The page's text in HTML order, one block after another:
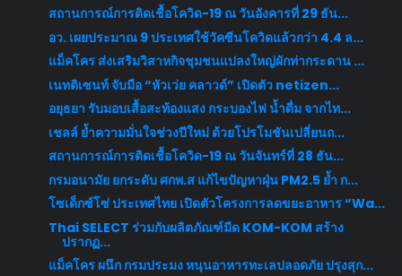
สถานการณ์การติดเชื้อโควิด-19 ณ วันอังคารที่ 29 ธัน...
อว. เผยประมาณ 9 ประเทศใช้วัคซีนโควิดแล้วกว่า 4.4 ล...
แม็คโคร ส่งเสริมวิสาหกิจชุมชนแปลงใหญ่ผักท่ากระดาน ...
เนทติเซนท์ จับมือ “หัวเว่ย คลาวด์” เปิดตัว netizen...
อยุธยา รับมอบเสื้อสะท้องแสง กระบองไฟ น้ำดื่ม จากไท...
เชลล์ ย้ำความมั่นใจช่วงปีใหม่ ด้วยโปรโมชันเปลี่ยนถ...
สถานการณ์การติดเชื้อโควิด-19 ณ วันจันทร์ที่ 28 ธัน...
กรมอนามัย ยกระดับ ศกพ.ส แก้ไขปัญหาฝุ่น PM2.5 ย้ำ ก...
โซเด็กซ์โซ่ ประเทศไทย เปิดตัวโครงการลดขยะอาหาร “Wa...
Thai SELECT ร่วมกับผลิตภัณฑ์มีด KOM-KOM สร้าง
ปรากฏ...
แม็คโคร ผนึก กรมประมง หนุนอาหารทะเลปลอดภัย ปรุงสุก...